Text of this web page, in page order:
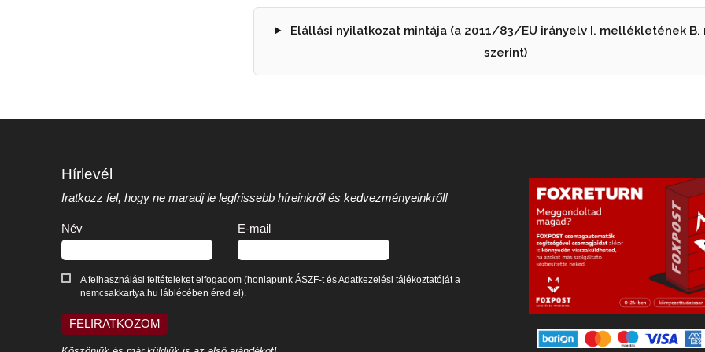
Elállási nyilatkozat mintája (a 2011/83/EU irányelv I. mellékletének B.
szerint)
Hírlevél
Iratkozz fel, hogy ne maradj le legfrissebb híreinkről és kedvezményeinkről!
Név E-mail
A felhasználási feltételeket elfogadom (honlapunk ÁSZF-t és Adatkezelési tájékoztatóját a
nemcsakkartya.hu láblécében éred el).
FELIRATKOZOM